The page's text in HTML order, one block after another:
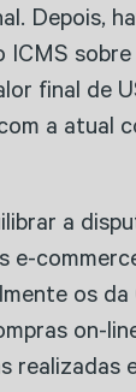
Depois,
ICMS
final de
a atual
a
e-
os da
on-
realizadas